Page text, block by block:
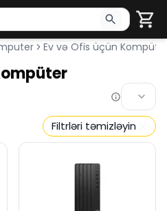
2 simvol yazın. Göndərmək
Ev və Ofis üçün
Filtrləri təmizləyin